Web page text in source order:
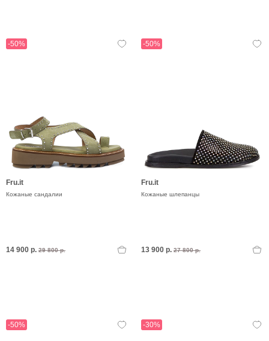
-50%
Fru.it
Кожаные сандалии
14 900 р. 29 800 р.
-50%
Fru.it
Кожаные шлепанцы
13 900 р. 27 800 р.
-50% -30%